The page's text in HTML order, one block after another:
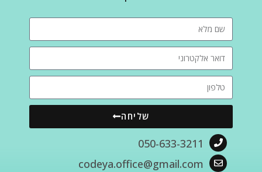
שליחה
050-633-3211
codeya.office@gmail.com